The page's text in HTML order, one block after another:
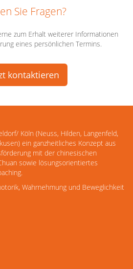
Sie Fragen?
zum Erhalt weiterer Informationen
eines persönlichen Termins.
kontaktieren
Köln (Neuss, Hilden, Langenfeld,
ein ganzheitliches Konzept aus
mit der chinesischen
sowie lösungsorientiertes
Wahrnehmung und Beweglichkeit